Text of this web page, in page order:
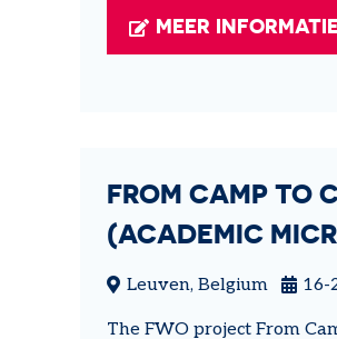
MEER
FROM CAMP TO
(ACADEMIC
Leuven, Belgium 16-
The FWO project From